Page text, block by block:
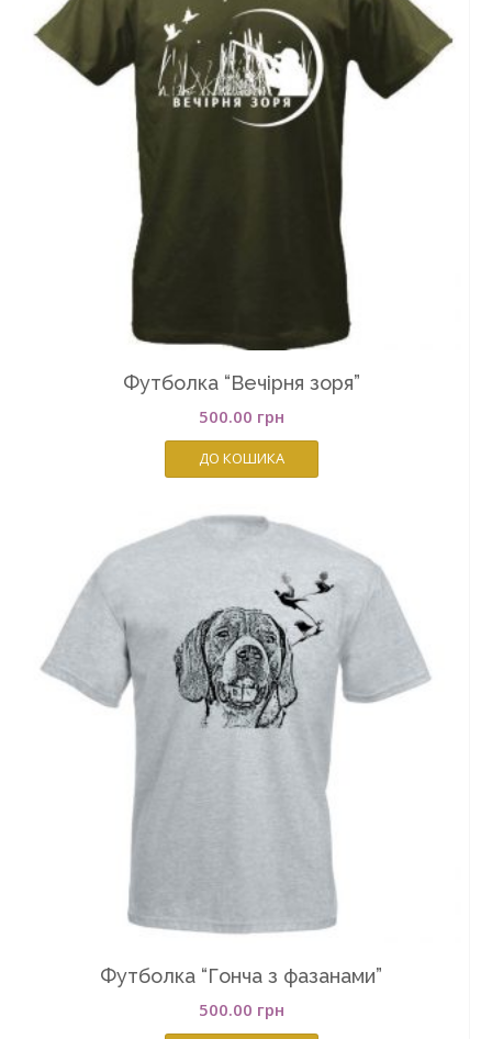
Футболка “Вечірня зоря”
500.00 грн
ДО КОШИКА
Футболка “Гонча з фазанами”
500.00 грн